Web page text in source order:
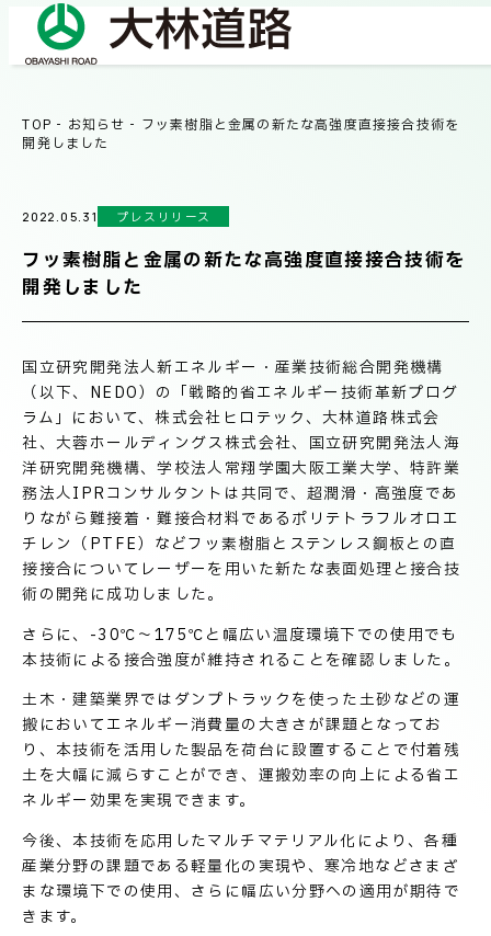
COMPANY
会社概要
社長メッセージ/企業理念
サステナビリティ
ネットワーク
電子公告
BUSINESS
事業紹介
OUR WORKS
施工事例
TECHNICAL INFORMATION
技術情報
PRODUCT INFORMATION
製品情報
お知らせ
RECRUIT
TOP - お知らせ - フッ素樹脂と金属の新たな高強度直接接合技術を
開発しました
2022.05.31 プレスリリース
フッ素樹脂と金属の新たな高強度直接接合技術を
開発しました
国立研究開発法人新エネルギー・産業技術総合開発機構
（以下、NEDO）の「戦略的省エネルギー技術革新プログ
ラム」において、株式会社ヒロテック、大林道路株式会
社、大蓉ホールディングス株式会社、国立研究開発法人海
洋研究開発機構、学校法人常翔学園大阪工業大学、特許業
務法人IPRコンサルタントは共同で、超潤滑・高強度であ
りながら難接着・難接合材料であるポリテトラフルオロエ
チレン（PTFE）などフッ素樹脂とステンレス鋼板との直
接接合についてレーザーを用いた新たな表面処理と接合技
術の開発に成功しました。
さらに、-30℃～175℃と幅広い温度環境下での使用でも
本技術による接合強度が維持されることを確認しました。
土木・建築業界ではダンプトラックを使った土砂などの運
搬においてエネルギー消費量の大きさが課題となってお
り、本技術を活用した製品を荷台に設置することで付着残
土を大幅に減らすことができ、運搬効率の向上による省エ
ネルギー効果を実現できます。
今後、本技術を応用したマルチマテリアル化により、各種
産業分野の課題である軽量化の実現や、寒冷地などさまざ
まな環境下での使用、さらに幅広い分野への適用が期待で
きます。